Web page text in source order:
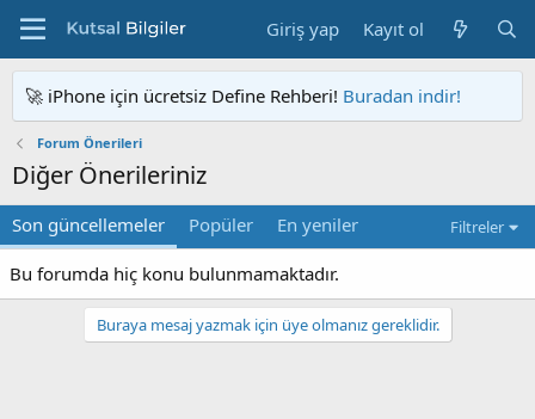
Giriş yap Kayıt ol
🚀 iPhone için ücretsiz Define Rehberi! Buradan indir!
Forum Önerileri
Diğer Önerileriniz
Son güncellemeler Popüler En yeniler Filtreler
Bu forumda hiç konu bulunmamaktadır.
Buraya mesaj yazmak için üye olmanız gereklidir.